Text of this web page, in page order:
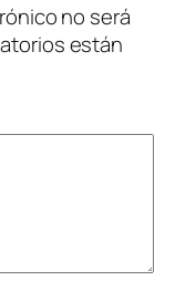
no será
están